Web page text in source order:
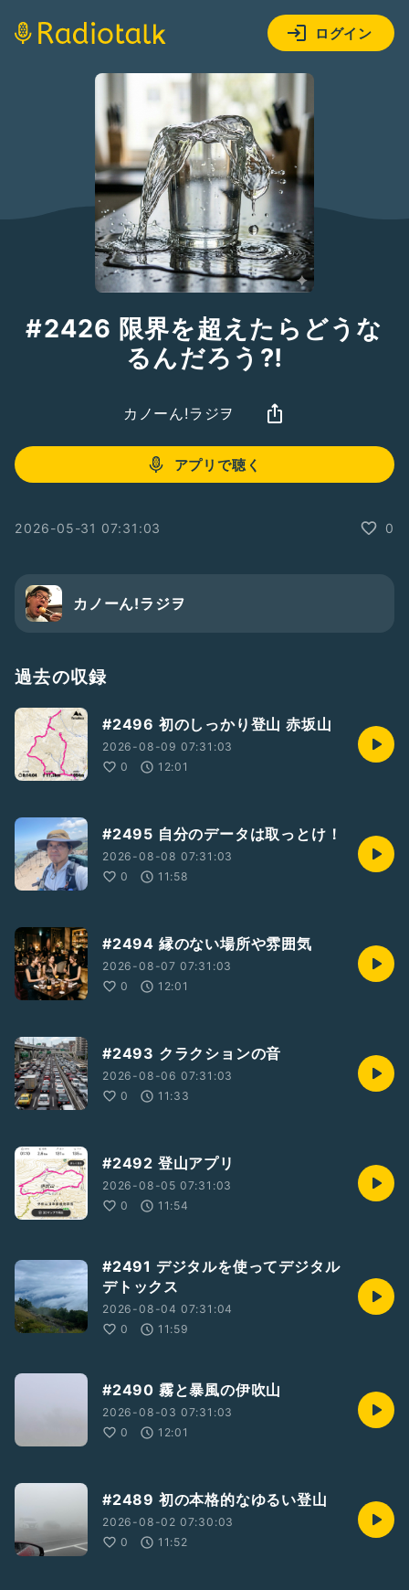
ログイン
#2426 限界を超えたらどうな
るんだろう⁈
カノーん!ラジヲ
アプリで聴く
2026-05-31 07:31:03 0
カノーん!ラジヲ
過去の収録
#2496 初のしっかり登山 赤坂山
2026-08-09 07:31:03
0
12:01
#2495 自分のデータは取っとけ！
2026-08-08 07:31:03
0
11:58
#2494 縁のない場所や雰囲気
2026-08-07 07:31:03
0
12:01
#2493 クラクションの音
2026-08-06 07:31:03
0
11:33
#2492 登山アプリ
2026-08-05 07:31:03
0
11:54
#2491 デジタルを使ってデジタル
デトックス
2026-08-04 07:31:04
0
11:59
#2490 霧と暴風の伊吹山
2026-08-03 07:31:03
0
12:01
#2489 初の本格的なゆるい登山
2026-08-02 07:30:03
0
11:52